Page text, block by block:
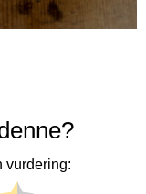
vurdering: